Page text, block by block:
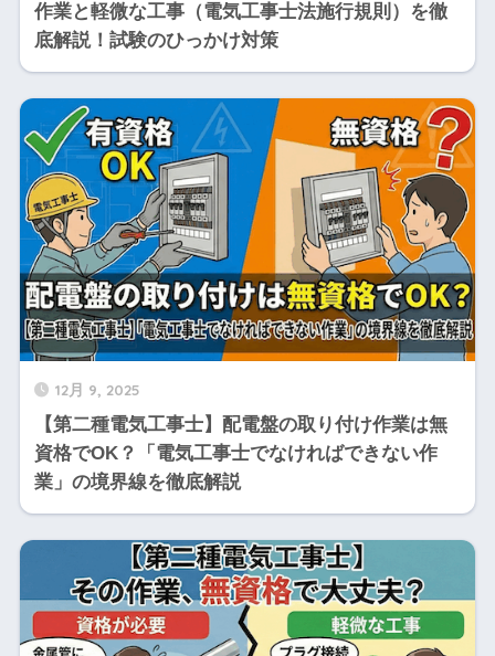
作業と軽微な工事（電気工事士法施行規則）を徹
底解説！試験のひっかけ対策
12月 9, 2025
【第二種電気工事士】配電盤の取り付け作業は無
資格でOK？「電気工事士でなければできない作
業」の境界線を徹底解説